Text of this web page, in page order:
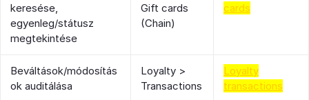
keresése,
egyenleg/státusz
megtekintése
Gift cards
(Chain)
cards
Beváltások/módosítás
ok auditálása
Loyalty >
Transactions
Loyalty
transactions